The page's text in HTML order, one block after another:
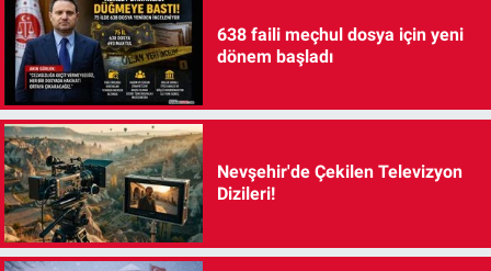
638 faili meçhul dosya için yeni
dönem başladı
Nevşehir'de Çekilen Televizyon
Dizileri!